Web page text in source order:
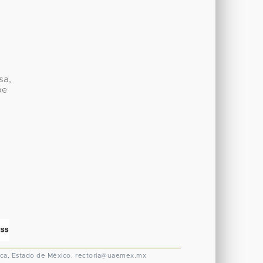
Estado de México. rectoria@uaemex.mx